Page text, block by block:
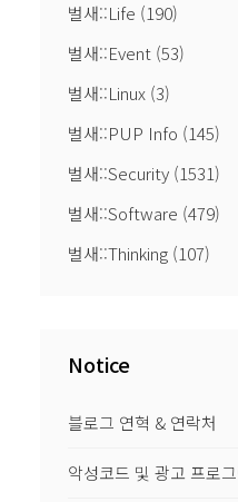
벌새::Life (190)
벌새::Event (53)
벌새::Linux (3)
벌새::PUP Info (145)
벌새::Security (1531)
벌새::Software (479)
벌새::Thinking (107)
Notice
블로그 연혁 & 연락처
악성코드 및 광고 프로